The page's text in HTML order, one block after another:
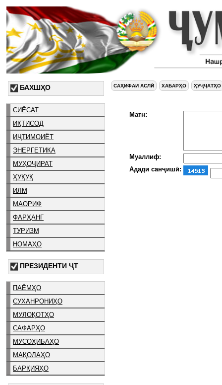
БАХШҲО
СИЁСАТ
ИҚТИСОД
ИҶТИМОИЁТ
ЭНЕРГЕТИКА
МУҲОҶИРАТ
ҲУҚУҚ
ИЛМ
МАОРИФ
ФАРҲАНГ
ТУРИЗМ
НОМАҲО
ПРЕЗИДЕНТИ ҶТ
ПАЁМҲО
СУХАНРОНИҲО
МУЛОҚОТҲО
САФАРҲО
МУСОҲИБАҲО
МАҚОЛАҲО
БАРҚИЯҲО
САҲИФАИ АСЛӢ ХАБАРҲО ҲУҶҶАТҲО
Матн:
Муаллиф:
Адади санҷишӣ: